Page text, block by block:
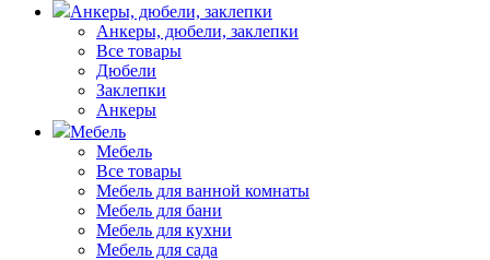
Анкеры, дюбели, заклепки
Анкеры, дюбели, заклепки
Все товары
Дюбели
Заклепки
Анкеры
Мебель
Мебель
Все товары
Мебель для ванной комнаты
Мебель для бани
Мебель для кухни
Мебель для сада